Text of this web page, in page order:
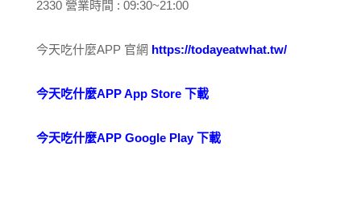
2330 營業時間 : 09:30~21:00
今天吃什麼APP 官網 https://todayeatwhat.tw/
今天吃什麼APP App Store 下載
今天吃什麼APP Google Play 下載